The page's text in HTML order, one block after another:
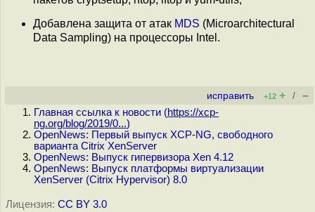
Добавлена защита от атак MDS (Microarchitectural
Data Sampling) на процессоры Intel.
исправить +12 + / –
Главная ссылка к новости (https://xcp-
ng.org/blog/2019/0...)
OpenNews: Первый выпуск XCP-NG, свободного
варианта Citrix XenServer
OpenNews: Выпуск гипервизора Xen 4.12
OpenNews: Выпуск платформы виртуализации
XenServer (Citrix Hypervisor) 8.0
Лицензия: CC BY 3.0